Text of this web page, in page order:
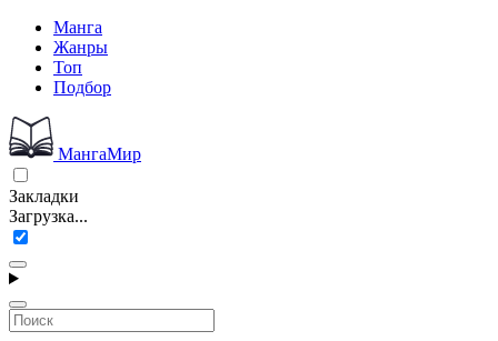
Манга
Жанры
Топ
Подбор
МангаМир
Закладки
Загрузка...